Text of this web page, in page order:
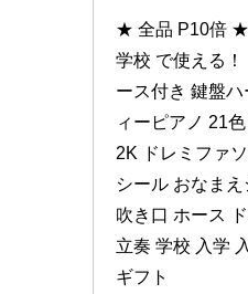
★ 全品 P10倍 ★
学校 で使える
ース付き 鍵盤
ィーピアノ 21
2K ドレミファ
シール おなま
吹き口 ホース
立奏 学校 入学
ギフト